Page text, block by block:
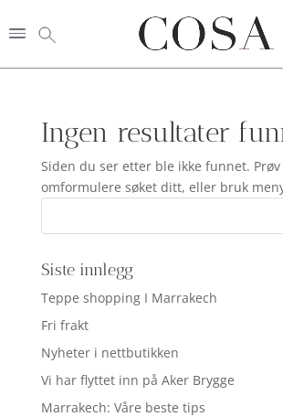
Ingen resultater
Siden du ser etter ble ikke funnet. Prøv
omformulere søket ditt, eller bruk
Siste innlegg
Teppe shopping I Marrakech
Fri frakt
Nyheter i nettbutikken
Vi har flyttet inn på Aker Brygge
Marrakech: Våre beste tips